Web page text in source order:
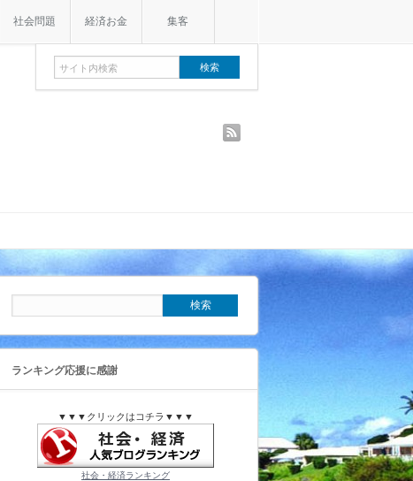
社会問題 経済お金 集客
ランキング応援に感謝
▼▼▼クリックはコチラ▼▼▼
社会・経済ランキング